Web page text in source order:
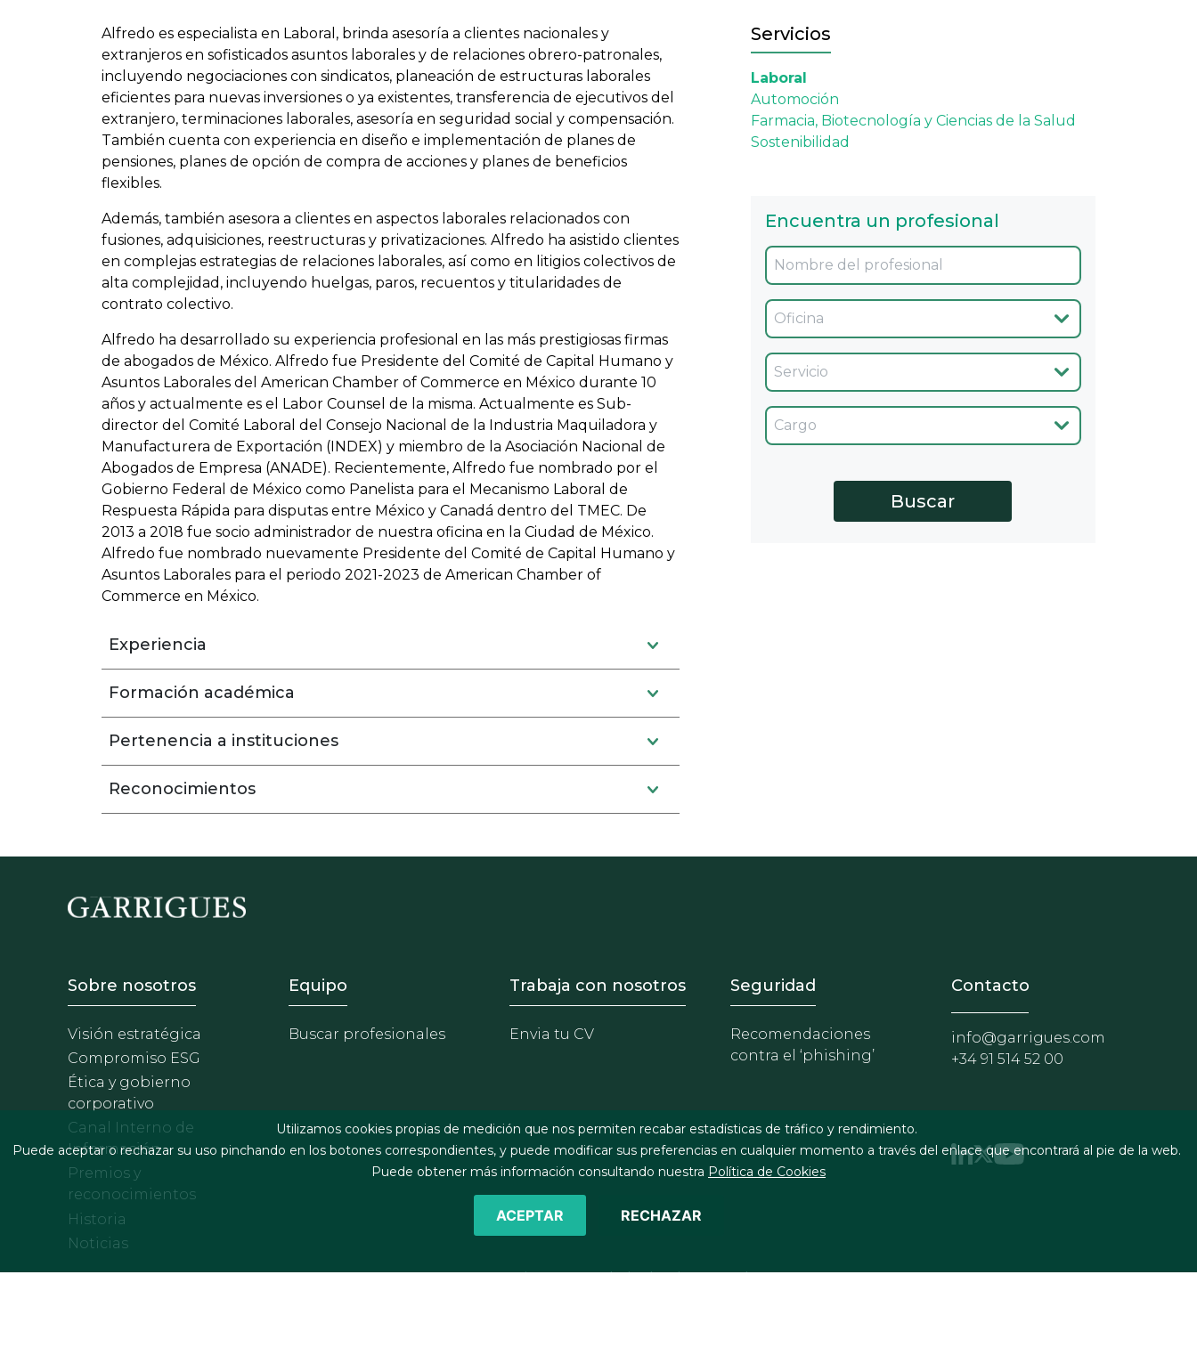
Alfredo es especialista en Laboral, brinda asesoría a clientes nacionales y
extranjeros en sofisticados asuntos laborales y de relaciones obrero-patronales,
incluyendo negociaciones con sindicatos, planeación de estructuras laborales
eficientes para nuevas inversiones o ya existentes, transferencia de ejecutivos del
extranjero, terminaciones laborales, asesoría en seguridad social y compensación.
También cuenta con experiencia en diseño e implementación de planes de
pensiones, planes de opción de compra de acciones y planes de beneficios
flexibles.
Además, también asesora a clientes en aspectos laborales relacionados con
fusiones, adquisiciones, reestructuras y privatizaciones. Alfredo ha asistido clientes
en complejas estrategias de relaciones laborales, así como en litigios colectivos de
alta complejidad, incluyendo huelgas, paros, recuentos y titularidades de
contrato colectivo.
Alfredo ha desarrollado su experiencia profesional en las más prestigiosas firmas
de abogados de México. Alfredo fue Presidente del Comité de Capital Humano y
Asuntos Laborales del American Chamber of Commerce en México durante 10
años y actualmente es el Labor Counsel de la misma. Actualmente es Sub-
director del Comité Laboral del Consejo Nacional de la Industria Maquiladora y
Manufacturera de Exportación (INDEX) y miembro de la Asociación Nacional de
Abogados de Empresa (ANADE). Recientemente, Alfredo fue nombrado por el
Gobierno Federal de México como Panelista para el Mecanismo Laboral de
Respuesta Rápida para disputas entre México y Canadá dentro del TMEC. De
2013 a 2018 fue socio administrador de nuestra oficina en la Ciudad de México.
Alfredo fue nombrado nuevamente Presidente del Comité de Capital Humano y
Asuntos Laborales para el periodo 2021-2023 de American Chamber of
Commerce en México.
Experiencia
Formación académica
Pertenencia a instituciones
Reconocimientos
Servicios
Laboral
Automoción
Farmacia, Biotecnología y Ciencias de la Salud
Sostenibilidad
Encuentra un profesional
Oficina
Servicio
Cargo
Footer - Sobre Nosotros
Sobre nosotros
Visión estratégica
Compromiso ESG
Ética y gobierno
corporativo
Canal Interno de
Información
Premios y
reconocimientos
Historia
Noticias
Footer - Equipo
Equipo
Buscar profesionales
Footer - Trabaja con nosotros
Trabaja con nosotros
Envia tu CV
Footer - Extranet y herramientas
Seguridad
Recomendaciones
contra el ‘phishing’
Contacto
info@garrigues.com
+34 91 514 52 00
©2026 J&A Garrigues, S.L.P. Todos los derechos reservados
Utilizamos cookies propias de medición que nos permiten recabar estadísticas de tráfico y rendimiento.
Puede aceptar o rechazar su uso pinchando en los botones correspondientes, y puede modificar sus preferencias en cualquier momento a través del enlace que encontrará al pie de la web.
Puede obtener más información consultando nuestra Política de Cookies
ACEPTAR RECHAZAR